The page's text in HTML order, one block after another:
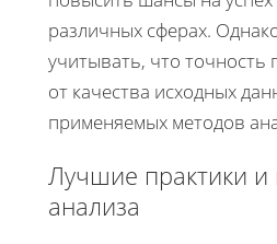
различных сферах.
учитывать, что точность
от качества исходных
применяемых методов
Лучшие практики и
анализа